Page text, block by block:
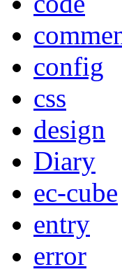
config
css
design
Diary
ec-cube
entry
error